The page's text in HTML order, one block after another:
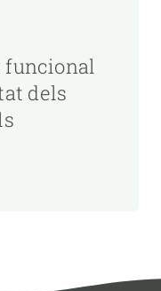
funcional
dels